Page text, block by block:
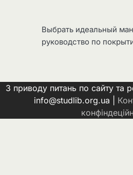
Выбрать идеальный
руководство по
З приводу питань по сайту та
info@studlib.org.ua |